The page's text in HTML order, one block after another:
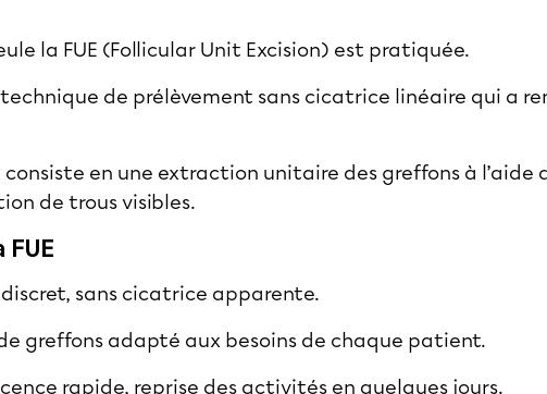
la FUE (Follicular Unit Excision) est pratiquée.
de prélèvement sans cicatrice linéaire qui a
consiste en une extraction unitaire des greffons à l’aide
de trous visibles.
sans cicatrice apparente.
greffons adapté aux besoins de chaque patient.
rapide, reprise des activités en quelques jours.